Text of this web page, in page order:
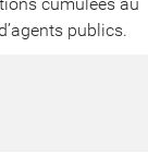
cumulées au
publics.